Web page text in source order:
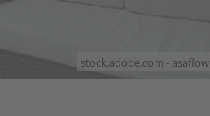
stock.adobe.com - asaflow